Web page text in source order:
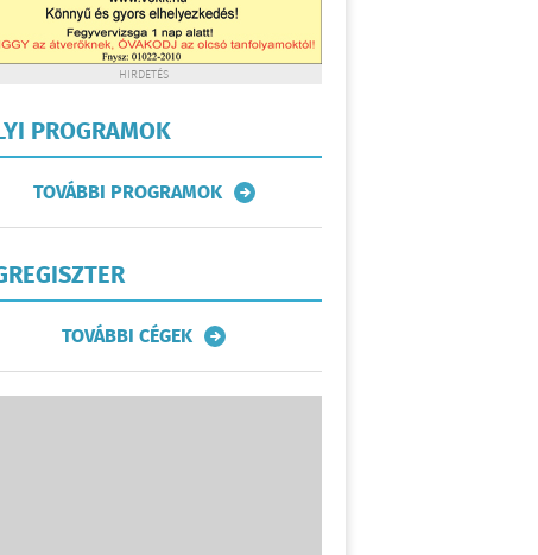
HIRDETÉS
PROGRAMOK
TOVÁBBI PROGRAMOK
TOVÁBBI CÉGEK